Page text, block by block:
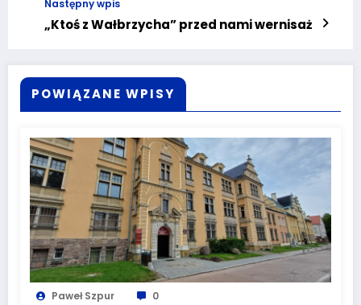
Następny wpis
„Ktoś z Wałbrzycha” przed nami wernisaż
POWIĄZANE WPISY
Paweł Szpur 0